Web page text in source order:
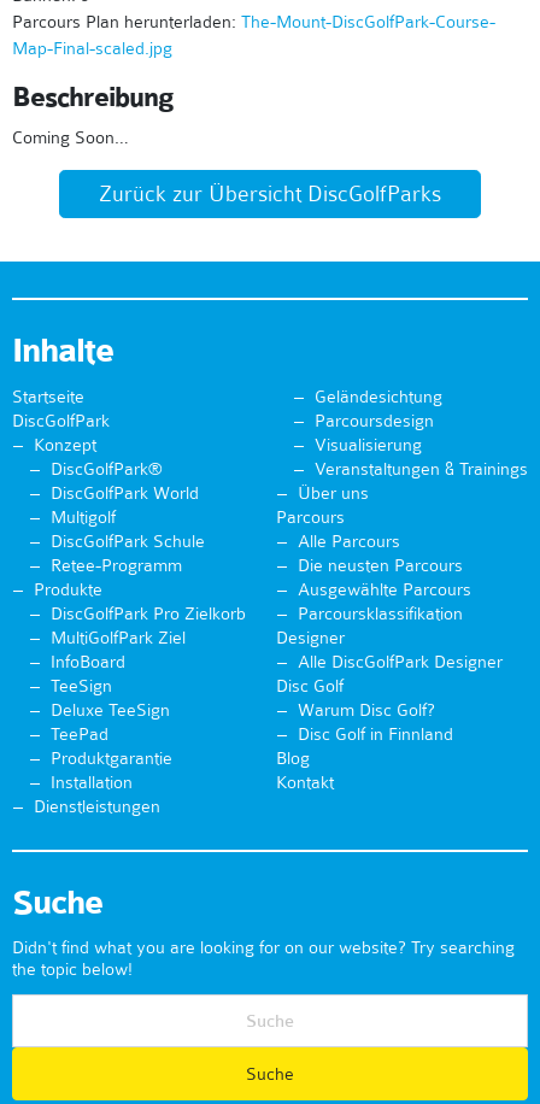
Parcours Plan herunterladen: The-Mount-DiscGolfPark-Course-
Map-Final-scaled.jpg
Beschreibung
Coming Soon…
Zurück zur Übersicht DiscGolfParks
Inhalte
Startseite
DiscGolfPark
Konzept
DiscGolfPark®
DiscGolfPark World
Multigolf
DiscGolfPark Schule
Retee-Programm
Produkte
DiscGolfPark Pro Zielkorb
MultiGolfPark Ziel
InfoBoard
TeeSign
Deluxe TeeSign
TeePad
Produktgarantie
Installation
Dienstleistungen
Geländesichtung
Parcoursdesign
Visualisierung
Veranstaltungen & Trainings
Über uns
Parcours
Alle Parcours
Die neusten Parcours
Ausgewählte Parcours
Parcoursklassifikation
Designer
Alle DiscGolfPark Designer
Disc Golf
Warum Disc Golf?
Disc Golf in Finnland
Blog
Kontakt
Suche
Didn't find what you are looking for on our website? Try searching
the topic below!